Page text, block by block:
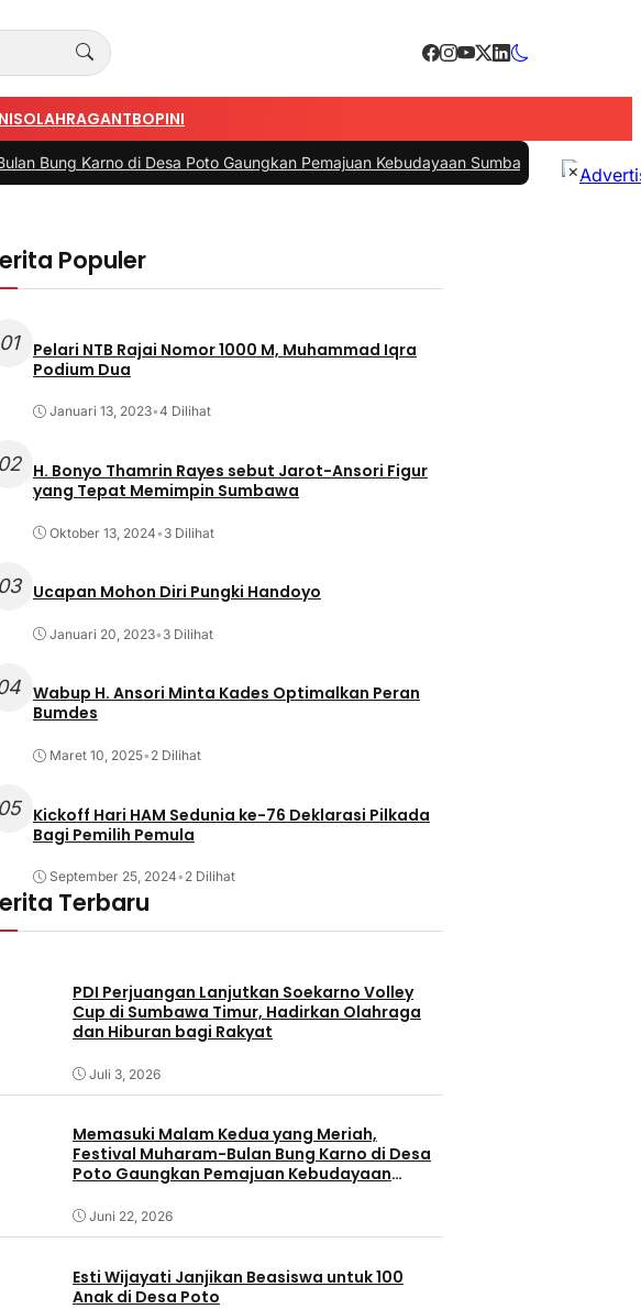
OLAHRAGANTBOPINI
Desa Poto Gaungkan Pemajuan Kebudayaan Sumbawa|#3 - Esti Wijayati Janjikan
Populer
01
Pelari NTB Rajai Nomor 1000 M, Muhammad Iqra
Podium Dua
Januari 13, 2023•4 Dilihat
02
H. Bonyo Thamrin Rayes sebut Jarot-Ansori Figur
yang Tepat Memimpin Sumbawa
Oktober 13, 2024• 3 Dilihat
03 Ucapan Mohon Diri Pungki Handoyo
Januari 20, 2023• 3 Dilihat
Wabup H. Ansori Minta Kades Optimalkan Peran
Bumdes
Maret 10, 2025• 2 Dilihat
05
Kickoff Hari HAM Sedunia ke-76 Deklarasi Pilkada
Bagi Pemilih Pemula
September 25, 2024• 2 Dilihat
Terbaru
PDI Perjuangan Lanjutkan Soekarno Volley
Cup di Sumbawa Timur, Hadirkan Olahraga
dan Hiburan bagi Rakyat
Juli 3, 2026
Memasuki Malam Kedua yang Meriah,
Festival Muharam-Bulan Bung Karno di Desa
Poto Gaungkan Pemajuan Kebudayaan
Juni 22, 2026
Esti Wijayati Janjikan Beasiswa untuk 100
Anak di Desa Poto
×